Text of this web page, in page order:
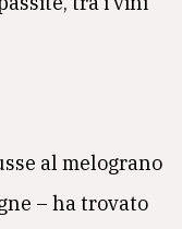
al melograno
– ha trovato